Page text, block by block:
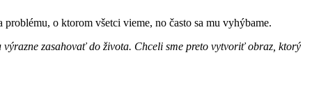
problému, o ktorom všetci vieme, no často sa mu vyhýbame.
zasahovať do života. Chceli sme preto vytvoriť obraz, ktorý